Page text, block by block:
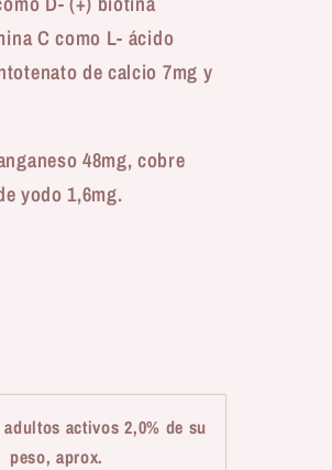
C como L- ácido
de calcio 7mg y
48mg, cobre
yodo 1,6mg.
activos 2,0% de su
peso, aprox.